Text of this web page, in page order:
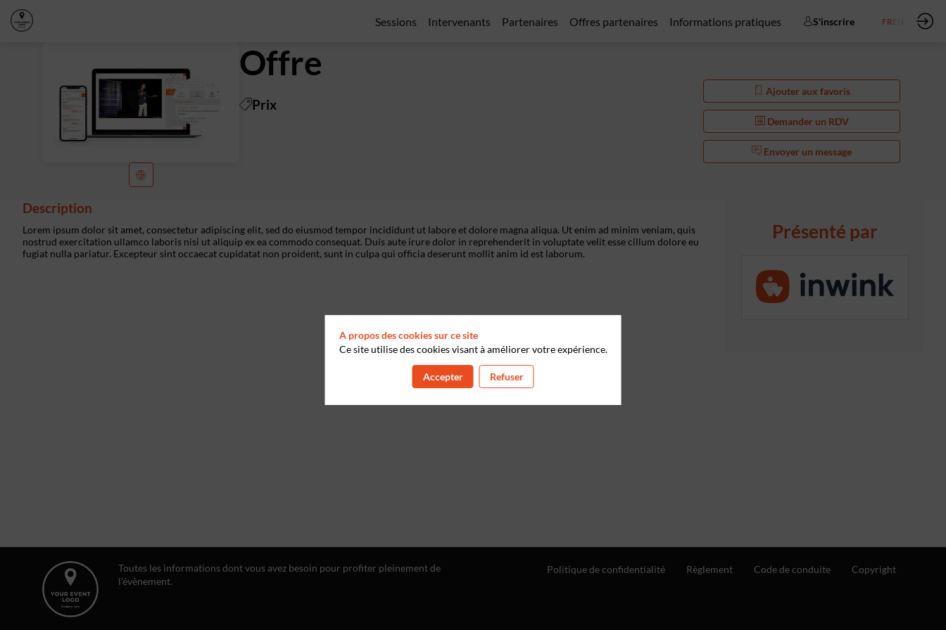
Sessions Intervenants Partenaires Offres partenaires Informations pratiques S'inscrire FR
Ajouter aux favoris
Demander un RDV
Envoyer un message
Offre
Prix
Description
Lorem ipsum dolor sit amet, consectetur adipiscing elit, sed do eiusmod tempor incididunt ut labore et dolore magna aliqua. Ut enim ad minim veniam, quis
nostrud exercitation ullamco laboris nisi ut aliquip ex ea commodo consequat. Duis aute irure dolor in reprehenderit in voluptate velit esse cillum dolore eu
fugiat nulla pariatur. Excepteur sint occaecat cupidatat non proident, sunt in culpa qui officia deserunt mollit anim id est laborum.
Présenté par
Toutes les informations dont vous avez besoin pour profiter pleinement de
l'évènement.
Politique de confidentialité Règlement Code de conduite Copyright
A propos des cookies sur ce site
Ce site utilise des cookies visant à améliorer votre expérience.
Accepter Refuser